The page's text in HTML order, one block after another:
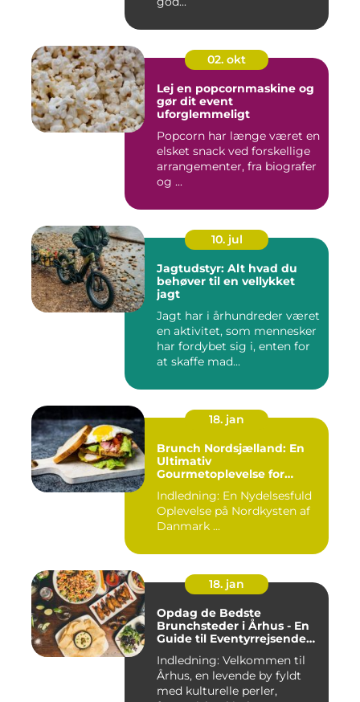
02. okt
Lej en popcornmaskine og
gør dit event
uforglemmeligt
Popcorn har længe været en
elsket snack ved forskellige
arrangementer, fra biografer
og ...
10. jul
Jagtudstyr: Alt hvad du
behøver til en vellykket
jagt
Jagt har i århundreder været
en aktivitet, som mennesker
har fordybet sig i, enten for
at skaffe mad...
18. jan
Brunch Nordsjælland: En
Ultimativ
Gourmetoplevelse for
Backpackere
Indledning: En Nydelsesfuld
Oplevelse på Nordkysten af
Danmark ...
18. jan
Opdag de Bedste
Brunchsteder i Århus - En
Guide til Eventyrrejsende
Indledning: Velkommen til
Århus, en levende by fyldt
med kulturelle perler,